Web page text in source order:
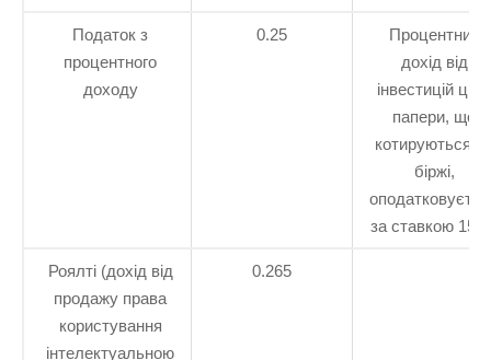
Податок з
процентного
доходу
0.25
Процентний
дохід від
інвестицій цінні
папери, що
котируються
біржі,
за ставкою 15
Роялті (дохід від
продажу права
користування
інтелектуальною
0.265